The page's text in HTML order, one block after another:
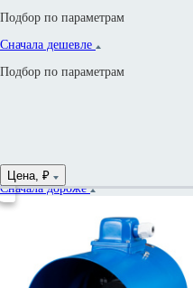
Подбор по параметрам
Сначала дешевле
Подбор по параметрам
Цена, ₽
4 781
Наличие на складе
Сначала дороже